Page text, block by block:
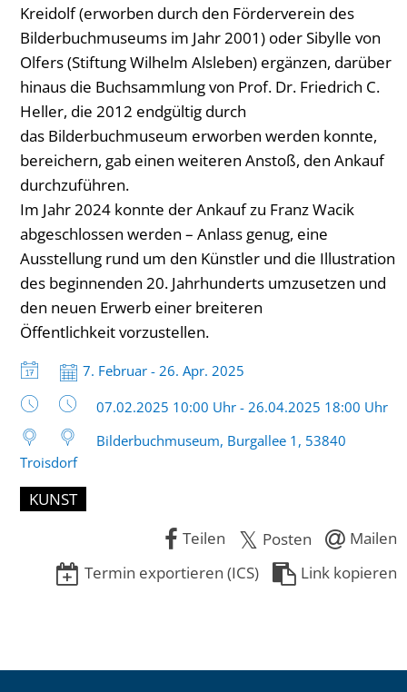
Kreidolf (erworben durch den Förderverein des
Bilderbuchmuseums im Jahr 2001) oder Sibylle von
Olfers (Stiftung Wilhelm Alsleben) ergänzen, darüber
hinaus die Buchsammlung von Prof. Dr. Friedrich C.
Heller, die 2012 endgültig durch
das Bilderbuchmuseum erworben werden konnte,
bereichern, gab einen weiteren Anstoß, den Ankauf
durchzuführen.
Im Jahr 2024 konnte der Ankauf zu Franz Wacik
abgeschlossen werden – Anlass genug, eine
Ausstellung rund um den Künstler und die Illustration
des beginnenden 20. Jahrhunderts umzusetzen und
den neuen Erwerb einer breiteren
Öffentlichkeit vorzustellen.
Datum:
7. Februar - 26. Apr. 2025
Uhrzeit:
07.02.2025 10:00 Uhr - 26.04.2025 18:00 Uhr
Bilderbuchmuseum, Burgallee 1, 53840
Troisdorf
KUNST
Teilen
Posten
Mailen
Termin exportieren (ICS)
Link kopieren